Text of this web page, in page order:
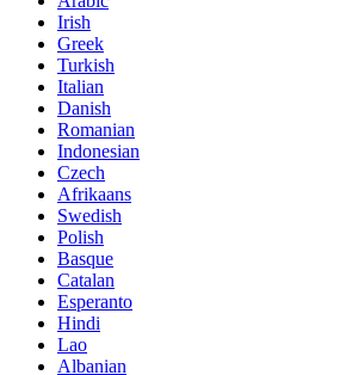
Irish
Greek
Turkish
Italian
Danish
Romanian
Indonesian
Czech
Afrikaans
Swedish
Polish
Basque
Catalan
Esperanto
Hindi
Lao
Albanian